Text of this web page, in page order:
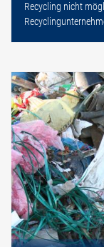
Recycling nicht